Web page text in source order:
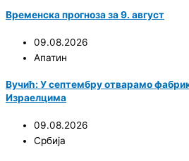
Временска прогноза за 9. август
09.08.2026
Апатин
Вучић: У септембру отварамо
Израелцима
09.08.2026
Србија